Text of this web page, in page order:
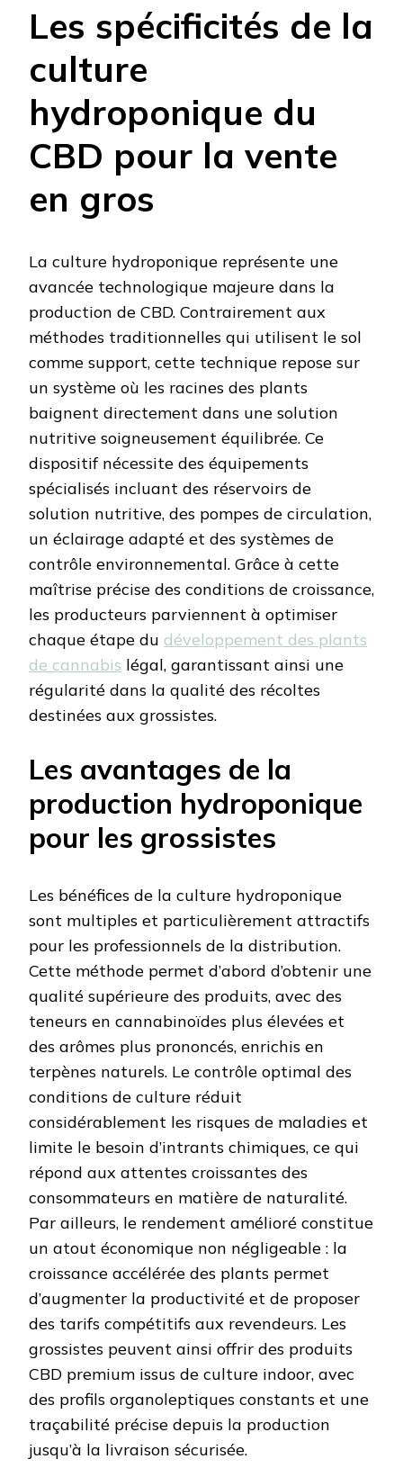
Les spécificités de la
culture
hydroponique du
CBD pour la vente
en gros
La culture hydroponique représente une
avancée technologique majeure dans la
production de CBD. Contrairement aux
méthodes traditionnelles qui utilisent le sol
comme support, cette technique repose sur
un système où les racines des plants
baignent directement dans une solution
nutritive soigneusement équilibrée. Ce
dispositif nécessite des équipements
spécialisés incluant des réservoirs de
solution nutritive, des pompes de circulation,
un éclairage adapté et des systèmes de
contrôle environnemental. Grâce à cette
maîtrise précise des conditions de croissance,
les producteurs parviennent à optimiser
chaque étape du développement des plants
de cannabis légal, garantissant ainsi une
régularité dans la qualité des récoltes
destinées aux grossistes.
Les avantages de la
production hydroponique
pour les grossistes
Les bénéfices de la culture hydroponique
sont multiples et particulièrement attractifs
pour les professionnels de la distribution.
Cette méthode permet d’abord d’obtenir une
qualité supérieure des produits, avec des
teneurs en cannabinoïdes plus élevées et
des arômes plus prononcés, enrichis en
terpènes naturels. Le contrôle optimal des
conditions de culture réduit
considérablement les risques de maladies et
limite le besoin d’intrants chimiques, ce qui
répond aux attentes croissantes des
consommateurs en matière de naturalité.
Par ailleurs, le rendement amélioré constitue
un atout économique non négligeable : la
croissance accélérée des plants permet
d’augmenter la productivité et de proposer
des tarifs compétitifs aux revendeurs. Les
grossistes peuvent ainsi offrir des produits
CBD premium issus de culture indoor, avec
des profils organoleptiques constants et une
traçabilité précise depuis la production
jusqu’à la livraison sécurisée.